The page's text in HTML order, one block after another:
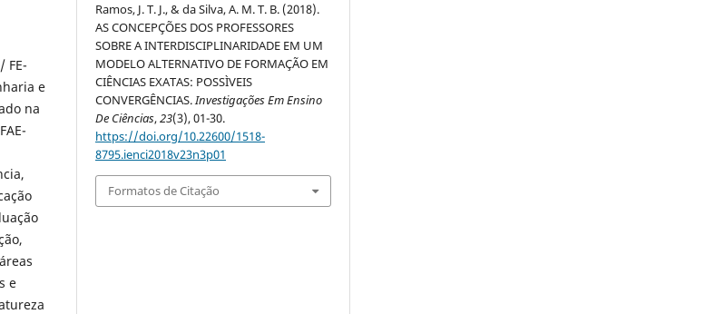
FE-
e
na
e
Ramos, J. T. J., & da Silva, A. M. T. B. (2018).
AS CONCEPÇÕES DOS PROFESSORES
SOBRE A INTERDISCIPLINARIDADE EM UM
MODELO ALTERNATIVO DE FORMAÇÃO EM
CIÊNCIAS EXATAS: POSSÌVEIS
CONVERGÊNCIAS.Investigações Em Ensino
De Ciências,23(3), 01-30.
https://doi.org/10.22600/1518-
8795.ienci2018v23n3p01
Formatos de Citação